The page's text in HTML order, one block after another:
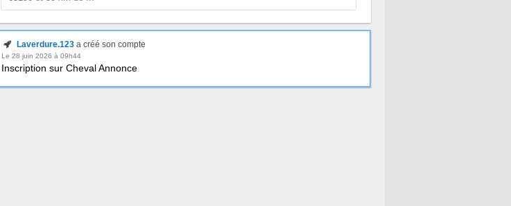
Laverdure.123a créé son compte
Le 28 juin 2026 à 09h44
Inscription sur Cheval Annonce